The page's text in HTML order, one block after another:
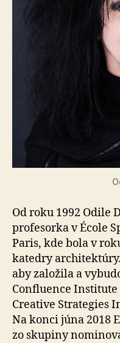
Od roku 1992 Odile
profesorka v École
Paris, kde bola v
katedry
aby založila a
Confluence
Creative Strategies
Na konci júna 2018
zo skupiny